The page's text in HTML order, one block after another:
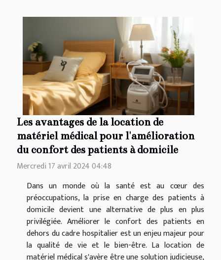
Les avantages de la location de
matériel médical pour l'amélioration
du confort des patients à domicile
Mercredi 17 avril 2024 04:48
Dans un monde où la santé est au cœur des
préoccupations, la prise en charge des patients à
domicile devient une alternative de plus en plus
privilégiée. Améliorer le confort des patients en
dehors du cadre hospitalier est un enjeu majeur pour
la qualité de vie et le bien-être. La location de